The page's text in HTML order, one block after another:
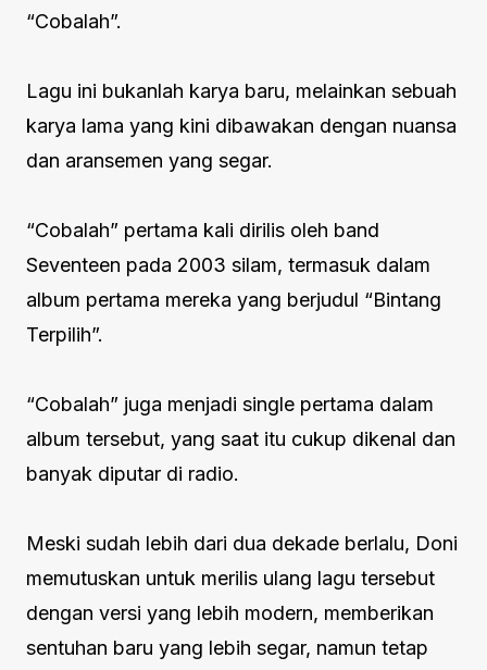
“Cobalah”.
Lagu ini bukanlah karya baru, melainkan sebuah
karya lama yang kini dibawakan dengan nuansa
dan aransemen yang segar.
“Cobalah” pertama kali dirilis oleh band
Seventeen pada 2003 silam, termasuk dalam
album pertama mereka yang berjudul “Bintang
Terpilih”.
“Cobalah” juga menjadi single pertama dalam
album tersebut, yang saat itu cukup dikenal dan
banyak diputar di radio.
Meski sudah lebih dari dua dekade berlalu, Doni
memutuskan untuk merilis ulang lagu tersebut
dengan versi yang lebih modern, memberikan
sentuhan baru yang lebih segar, namun tetap